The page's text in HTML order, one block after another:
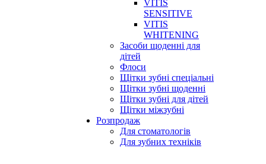
VITIS
SENSITIVE
VITIS
WHITENING
Засоби щоденні для
дітей
Флоси
Щітки зубні спеціальні
Щітки зубні щоденні
Щітки зубні для дітей
Щітки міжзубні
Розпродаж
Для стоматологів
Для зубних техніків